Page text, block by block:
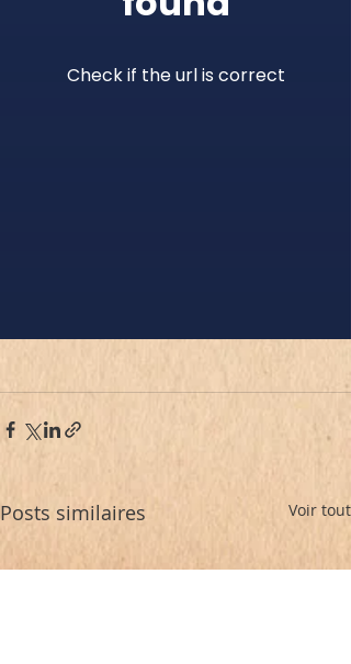
Posts similaires Voir tout